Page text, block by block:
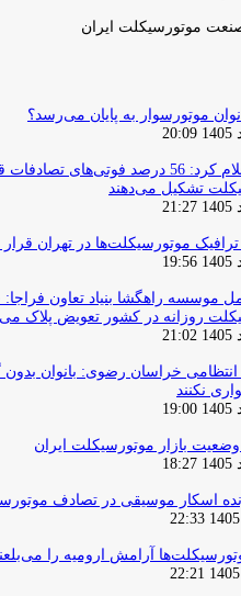
موتورسیکلت ایران
موتورسوار به پایان می‌رسد؟
پلیس اعلام کرد: 56 درصد فوتی‌های
تشکیل می‌دهند
ترافیک موتورسیکلت‌ها در تهران
موسسه راهگشا بنیاد تعاون فراجا:
روزانه در کشور تعویض پلاک
انتظامی خراسان رضوی: بانوان بدون
نکنند
بازار موتورسیکلت ایران
اسکار موسیقی در تصادف
آرامش ارومیه را